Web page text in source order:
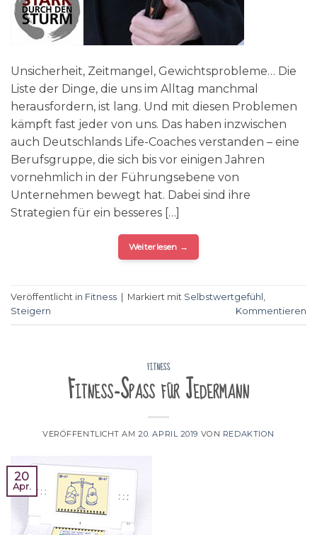
Unsicherheit, Zeitmangel, Gewichtsprobleme… Die
Liste der Dinge, die uns im Alltag manchmal
herausfordern, ist lang. Und mit diesen Problemen
kämpft fast jeder von uns. Das haben inzwischen
auch Deutschlands Life-Coaches verstanden – eine
Berufsgruppe, die sich bis vor einigen Jahren
vornehmlich in der Führungsebene von
Unternehmen bewegt hat. Dabei sind ihre
Strategien für ein besseres […]
Weiterlesen →
Veröffentlicht in Fitness Markiert mit Selbstwertgefühl ,
Steigern
Kommentieren
FITNESS
Fitness-Spaß für Jedermann
VERÖFFENTLICHT AM20. APRIL 2019 VON REDAKTION
20
Apr.